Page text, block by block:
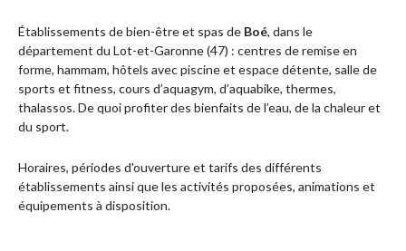
Établissements de bien-être et spas de Boé, dans le
département du Lot-et-Garonne (47) : centres de remise en
forme, hammam, hôtels avec piscine et espace détente, salle de
sports et fitness, cours d’aquagym, d’aquabike, thermes,
thalassos. De quoi profiter des bienfaits de l’eau, de la chaleur et
du sport.
Horaires, périodes d'ouverture et tarifs des différents
établissements ainsi que les activités proposées, animations et
équipements à disposition.